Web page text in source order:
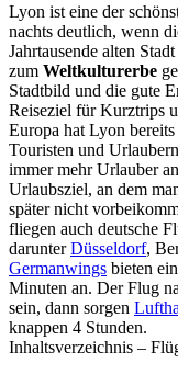
Lyon ist eine der
nachts deutlich, wenn
Jahrtausende alten
zum Weltkulturerbe
Stadtbild und die gute
Reiseziel für Kurztrips
Europa hat Lyon
Touristen und
immer mehr Urlauber
Urlaubsziel, an dem
später nicht
fliegen auch deutsche
darunterDüsseldorf,
Germanwings bieten
Minuten an. Der Flug
sein, dann sorgen
knappen 4 Stunden.
Inhaltsverzeichnis –